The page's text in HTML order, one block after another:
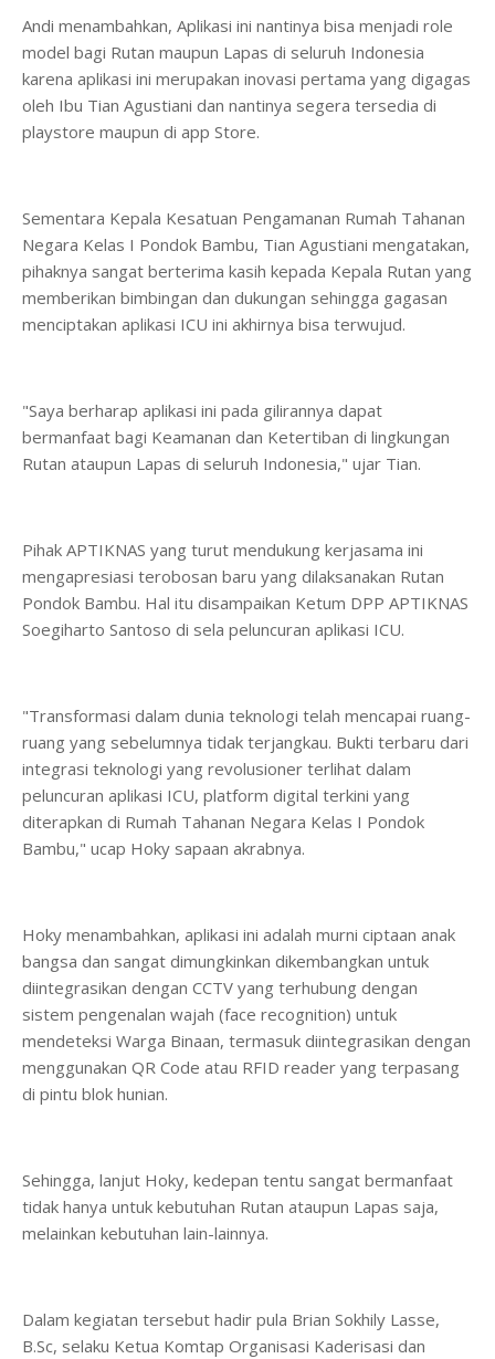
Andi menambahkan, Aplikasi ini nantinya bisa menjadi role
model bagi Rutan maupun Lapas di seluruh Indonesia
karena aplikasi ini merupakan inovasi pertama yang digagas
oleh Ibu Tian Agustiani dan nantinya segera tersedia di
playstore maupun di app Store.
Sementara Kepala Kesatuan Pengamanan Rumah Tahanan
Negara Kelas I Pondok Bambu, Tian Agustiani mengatakan,
pihaknya sangat berterima kasih kepada Kepala Rutan yang
memberikan bimbingan dan dukungan sehingga gagasan
menciptakan aplikasi ICU ini akhirnya bisa terwujud.
"Saya berharap aplikasi ini pada gilirannya dapat
bermanfaat bagi Keamanan dan Ketertiban di lingkungan
Rutan ataupun Lapas di seluruh Indonesia," ujar Tian.
Pihak APTIKNAS yang turut mendukung kerjasama ini
mengapresiasi terobosan baru yang dilaksanakan Rutan
Pondok Bambu. Hal itu disampaikan Ketum DPP APTIKNAS
Soegiharto Santoso di sela peluncuran aplikasi ICU.
"Transformasi dalam dunia teknologi telah mencapai ruang-
ruang yang sebelumnya tidak terjangkau. Bukti terbaru dari
integrasi teknologi yang revolusioner terlihat dalam
peluncuran aplikasi ICU, platform digital terkini yang
diterapkan di Rumah Tahanan Negara Kelas I Pondok
Bambu," ucap Hoky sapaan akrabnya.
Hoky menambahkan, aplikasi ini adalah murni ciptaan anak
bangsa dan sangat dimungkinkan dikembangkan untuk
diintegrasikan dengan CCTV yang terhubung dengan
sistem pengenalan wajah (face recognition) untuk
mendeteksi Warga Binaan, termasuk diintegrasikan dengan
menggunakan QR Code atau RFID reader yang terpasang
di pintu blok hunian.
Sehingga, lanjut Hoky, kedepan tentu sangat bermanfaat
tidak hanya untuk kebutuhan Rutan ataupun Lapas saja,
melainkan kebutuhan lain-lainnya.
Dalam kegiatan tersebut hadir pula Brian Sokhily Lasse,
B.Sc, selaku Ketua Komtap Organisasi Kaderisasi dan